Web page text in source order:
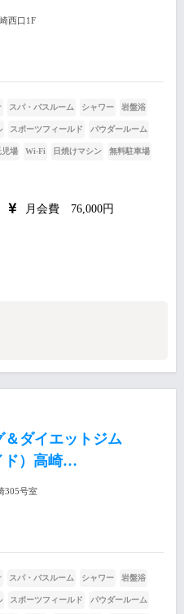
西口1F
スパ・バスルーム シャワー 岩盤浴
スポーツフィールド パウダールーム
児場 Wi-Fi 日焼けマシン 無料駐車場
月会費 76,000円
ダイエットジム
ド）高崎…
305号室
スパ・バスルーム シャワー 岩盤浴
スポーツフィールド パウダールーム